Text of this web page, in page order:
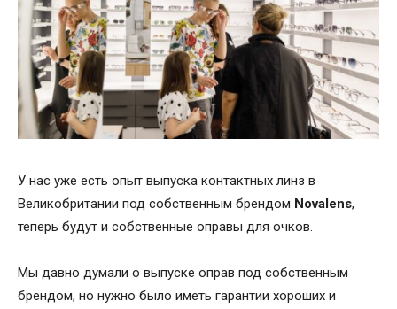
У нас уже есть опыт выпуска контактных линз в
Великобритании под собственным брендом Novalens,
теперь будут и собственные оправы для очков.
Мы давно думали о выпуске оправ под собственным
брендом, но нужно было иметь гарантии хороших и